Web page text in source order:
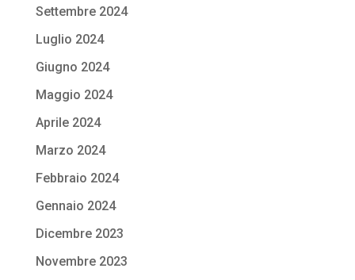
Settembre 2024
Luglio 2024
Giugno 2024
Maggio 2024
Aprile 2024
Marzo 2024
Febbraio 2024
Gennaio 2024
Dicembre 2023
Novembre 2023